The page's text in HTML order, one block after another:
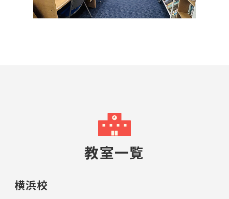
教室一覧
横浜校